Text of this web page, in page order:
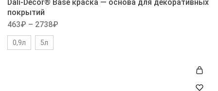
Dali-Decor® Base краска — основа для декоративных
покрытий
463₽ – 2738₽
0,9л 5л